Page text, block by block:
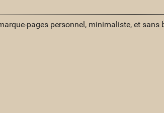
pages personnel, minimaliste, et